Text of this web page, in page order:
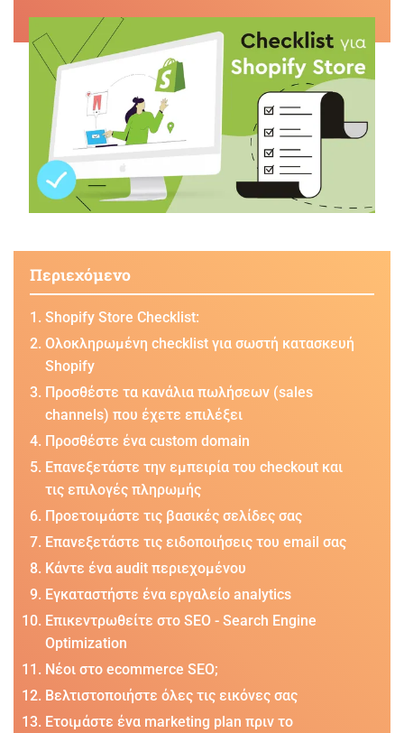
Περιεχόμενο
Shopify Store Checklist:
Ολοκληρωμένη checklist για σωστή κατασκευή
Shopify
Προσθέστε τα κανάλια πωλήσεων (sales
channels) που έχετε επιλέξει
Προσθέστε ένα custom domain
Επανεξετάστε την εμπειρία του checkout και
τις επιλογές πληρωμής
Προετοιμάστε τις βασικές σελίδες σας
Επανεξετάστε τις ειδοποιήσεις του email σας
Κάντε ένα audit περιεχομένου
Εγκαταστήστε ένα εργαλείο analytics
Επικεντρωθείτε στο SEO - Search Engine
Optimization
Νέοι στο ecommerce SEO;
Βελτιστοποιήστε όλες τις εικόνες σας
Ετοιμάστε ένα marketing plan πριν το